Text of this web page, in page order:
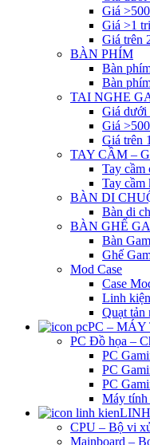
Giá
Giá >1
Giá trên
BÀN PHÍM
Bàn
Bàn
TAI NGHE
Giá dưới
Giá
Giá trên
TAY CẦM –
Tay cầm
Tay cầm
BÀN DI
Bàn di
BÀN GHẾ
Bàn
Ghế
Mod Case
Case
Linh
Quạt tản
PC –
PC Đồ họa –
PC
PC
PC
Máy tính
CPU – Bộ vi
Mainboard –